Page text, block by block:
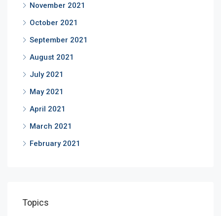
November 2021
October 2021
September 2021
August 2021
July 2021
May 2021
April 2021
March 2021
February 2021
Topics